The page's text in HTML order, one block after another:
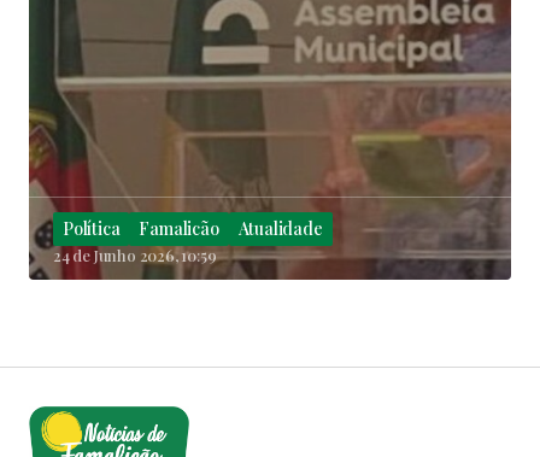
Política Famalicão Atualidade
24 de Junho 2026, 10:59